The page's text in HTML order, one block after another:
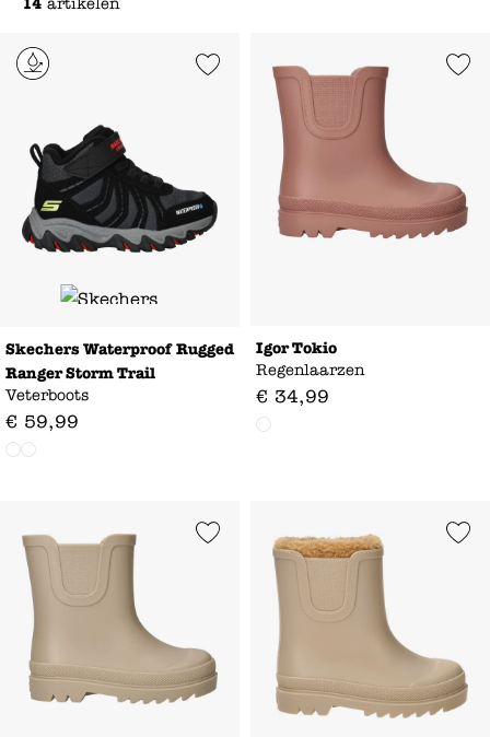
14 artikelen
Add to Wishlist
Skechers Waterproof Rugged
Ranger Storm Trail
Veterboots
€ 59,99
Add to
Igor Tokio
Regenlaarzen
€ 34,99
Add to Wishlist Add to